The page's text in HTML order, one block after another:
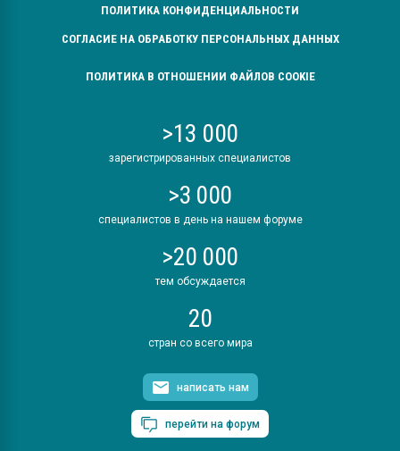
ПОЛИТИКА КОНФИДЕНЦИАЛЬНОСТИ
СОГЛАСИЕ НА ОБРАБОТКУ ПЕРСОНАЛЬНЫХ ДАННЫХ
ПОЛИТИКА В ОТНОШЕНИИ ФАЙЛОВ COOKIE
>13 000
зарегистрированных специалистов
>3 000
специалистов в день на нашем форуме
>20 000
тем обсуждается
20
стран со всего мира
написать нам
перейти на форум